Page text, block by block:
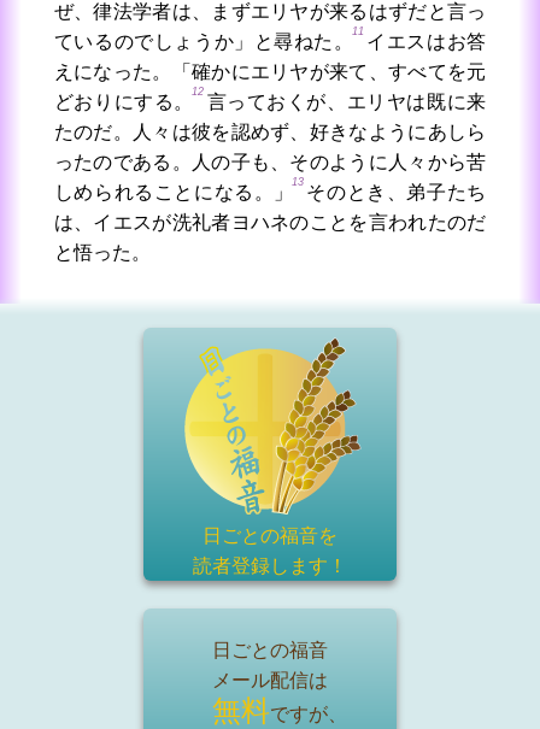
ぜ、律法学者は、まずエリヤが来るはずだと言っ
ているのでしょうか」と尋ねた。
11
イエスはお答
えになった。「確かにエリヤが来て、すべてを元
どおりにする。
12
言っておくが、エリヤは既に来
たのだ。人々は彼を認めず、好きなようにあしら
ったのである。人の子も、そのように人々から苦
しめられることになる。」
13
そのとき、弟子たち
は、イエスが洗礼者ヨハネのことを言われたのだ
と悟った。
日ごとの福音を
読者登録します！
日ごとの福音
メール配信は
無料ですが、